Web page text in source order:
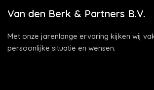
Van den Berk & Partners B.V.
Met onze jarenlange ervaring kijken wij
persoonlijke situatie en wensen.